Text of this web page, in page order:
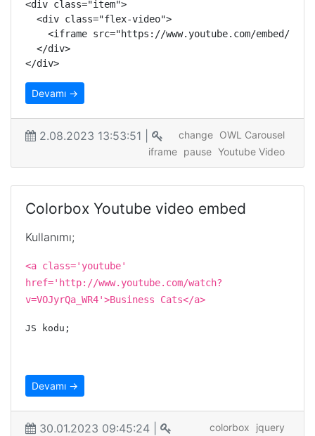
<div class="item">
  <div class="flex-video">
<iframe src="https://www.youtube.com/embed/
  </div>
</div>
Devamı →
2.08.2023 13:53:51 | OWL Carousel
change
Youtube Video
pause
iframe
Colorbox Youtube video embed
Kullanımı;
<a class='youtube'
href='http://www.youtube.com/watch?
v=VOJyrQa_WR4'>Business Cats</a>
JS kodu;
Devamı →
30.01.2023 09:45:24 | jquery
colorbox